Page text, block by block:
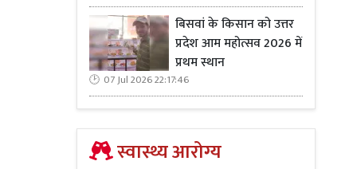
बिसवां के किसान को उत्तर
प्रदेश आम महोत्सव 2026 में
प्रथम स्थान
07 Jul 2026 22:17:46
स्वास्थ्य आरोग्य